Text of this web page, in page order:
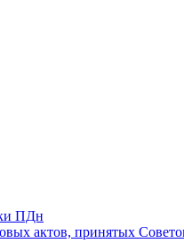
ПДн
актов, принятых